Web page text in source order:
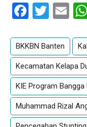
BKKBN Banten
Kecamatan Kelapa
KIE Program Bangga
Muhammad Rizal